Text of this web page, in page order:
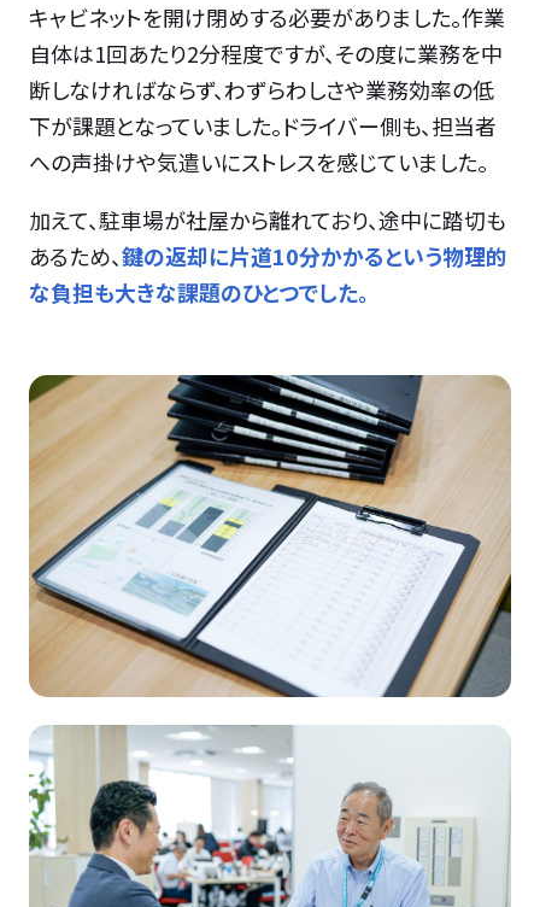
キャビネットを開け閉めする必要がありました。作業
自体は1回あたり2分程度ですが、その度に業務を中
断しなければならず、わずらわしさや業務効率の低
下が課題となっていました。ドライバー側も、担当者
への声掛けや気遣いにストレスを感じていました。
加えて、駐車場が社屋から離れており、途中に踏切も
あるため、鍵の返却に片道10分かかるという物理的
な負担も大きな課題のひとつでした。